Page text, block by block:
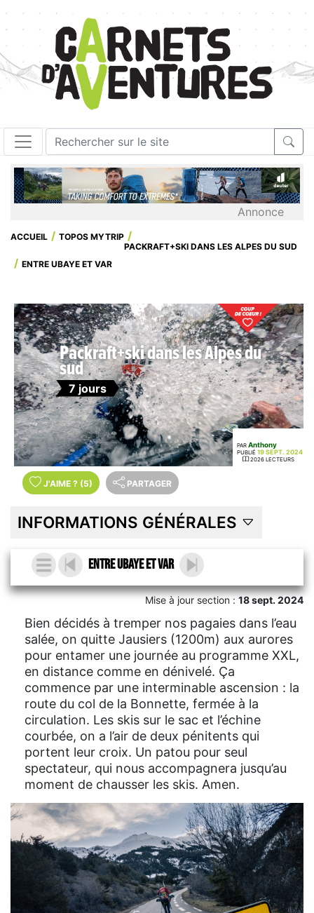
Annonce
ACCUEIL
TOPOS MYTRIP
PACKRAFT+SKI DANS LES ALPES DU SUD
ENTRE UBAYE ET VAR
Packraft+ski dans les Alpes du
sud
7 jours
PAR Anthony
PUBLIÉ 19 SEPT. 2024
2026 LECTEURS
J'AIME ? (5) PARTAGER
INFORMATIONS GÉNÉRALES
Entre Ubaye et Var
Mise à jour section : 18 sept. 2024
Bien décidés à tremper nos pagaies dans l’eau
salée, on quitte Jausiers (1200m) aux aurores
pour entamer une journée au programme XXL,
en distance comme en dénivelé. Ça
commence par une interminable ascension : la
route du col de la Bonnette, fermée à la
circulation. Les skis sur le sac et l’échine
courbée, on a l’air de deux pénitents qui
portent leur croix. Un patou pour seul
spectateur, qui nous accompagnera jusqu’au
moment de chausser les skis. Amen.